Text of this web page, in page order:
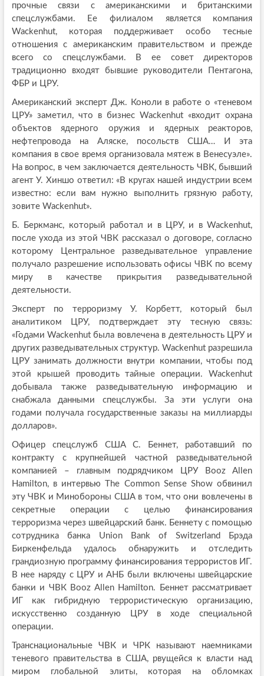
прочные связи с американскими и британскими
спецслужбами. Ее филиалом является компания
Wackenhut, которая поддерживает особо тесные
отношения с американским правительством и прежде
всего со спецслужбами. В ее совет директоров
традиционно входят бывшие руководители Пентагона,
ФБР и ЦРУ.
Американский эксперт Дж. Коноли в работе о «теневом
ЦРУ» заметил, что в бизнес Wackenhut «входит охрана
объектов ядерного оружия и ядерных реакторов,
нефтепровода на Аляске, посольств США… И эта
компания в свое время организовала мятеж в Венесуэле».
На вопрос, в чем заключается деятельность ЧВК, бывший
агент У. Хиншо ответил: «В кругах нашей индустрии всем
известно: если вам нужно выполнить грязную работу,
зовите Wackenhut».
Б. Беркманс, который работал и в ЦРУ, и в Wackenhut,
после ухода из этой ЧВК рассказал о договоре, согласно
которому Центральное разведывательное управление
получало разрешение использовать офисы ЧВК по всему
миру в качестве прикрытия разведывательной
деятельности.
Эксперт по терроризму У. Корбетт, который был
аналитиком ЦРУ, подтверждает эту тесную связь:
«Годами Wackenhut была вовлечена в деятельность ЦРУ и
других разведывательных структур. Wackenhut разрешила
ЦРУ занимать должности внутри компании, чтобы под
этой крышей проводить тайные операции. Wackenhut
добывала также разведывательную информацию и
снабжала данными спецслужбы. За эти услуги она
годами получала государственные заказы на миллиарды
долларов».
Офицер спецслужб США С. Беннет, работавший по
контракту с крупнейшей частной разведывательной
компанией – главным подрядчиком ЦРУ Booz Allen
Hamilton, в интервью The Common Sense Show обвинил
эту ЧВК и Минобороны США в том, что они вовлечены в
секретные операции с целью финансирования
терроризма через швейцарский банк. Беннету с помощью
сотрудника банка Union Bank of Switzerland Брэда
Биркенфельда удалось обнаружить и отследить
грандиозную программу финансирования террористов ИГ.
В нее наряду с ЦРУ и АНБ были включены швейцарские
банки и ЧВК Booz Allen Hamilton. Беннет рассматривает
ИГ как гибридную террористическую организацию,
искусственно созданную ЦРУ в ходе специальной
операции.
Транснациональные ЧВК и ЧРК называют наемниками
теневого правительства в США, рвущейся к власти над
миром глобальной элиты, которая на обломках